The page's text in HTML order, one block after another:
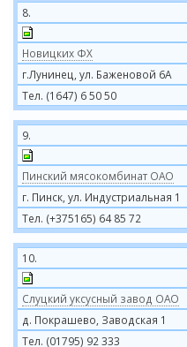
8.
Новицких ФХ
г.Лунинец, ул. Баженовой 6А
Тел. (1647) 6 50 50
9.
Пинский мясокомбинат ОАО
г. Пинск, ул. Индустриальная 1
Тел. (+375165) 64 85 72
10.
Слуцкий уксусный завод ОАО
д. Покрашево, Заводская 1
Тел. (01795) 92 333